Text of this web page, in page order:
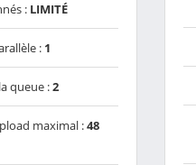
: LIMITÉ
: 1
queue :2
maximal :48